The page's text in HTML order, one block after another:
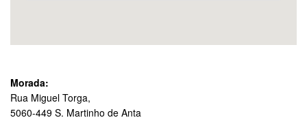
Morada:
Rua Miguel Torga,
5060-449 S. Martinho de Anta